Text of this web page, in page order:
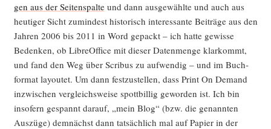
gen aus der Sei­ten­spal­teund dann aus­ge­wähl­te und auch aus
heu­ti­ger Sicht zumin­dest his­to­risch inter­es­san­te Bei­trä­ge aus den
Jah­ren 2006 bis 2011 in Word gepackt – ich hat­te gewis­se
Beden­ken, ob Libre­Of­fice mit die­ser Daten­men­ge klar­kommt,
und fand den Weg über Scri­bus zu auf­wen­dig – und im Buch­
for­mat lay­outet. Um dann fest­zu­stel­len, dass Print On Demand
inzwi­schen ver­gleichs­wei­se spott­bil­lig gewor­den ist. Ich bin
inso­fern gespannt dar­auf, „mein Blog“ (bzw. die genann­ten
Aus­zü­ge) dem­nächst dann tat­säch­lich mal auf Papier in der